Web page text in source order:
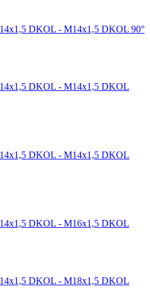
DKOL - M14x1,5 DKOL 90°
DKOL - M14x1,5 DKOL
DKOL - M14x1,5 DKOL
DKOL - M16x1,5 DKOL
DKOL - M18x1,5 DKOL